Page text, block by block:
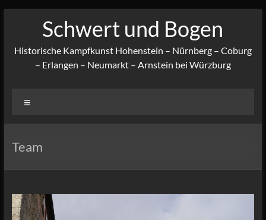
Schwert und Bogen
Historische Kampfkunst Hohenstein – Nürnberg – Coburg
– Erlangen – Neumarkt – Arnstein bei Würzburg
Team